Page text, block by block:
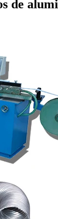
de